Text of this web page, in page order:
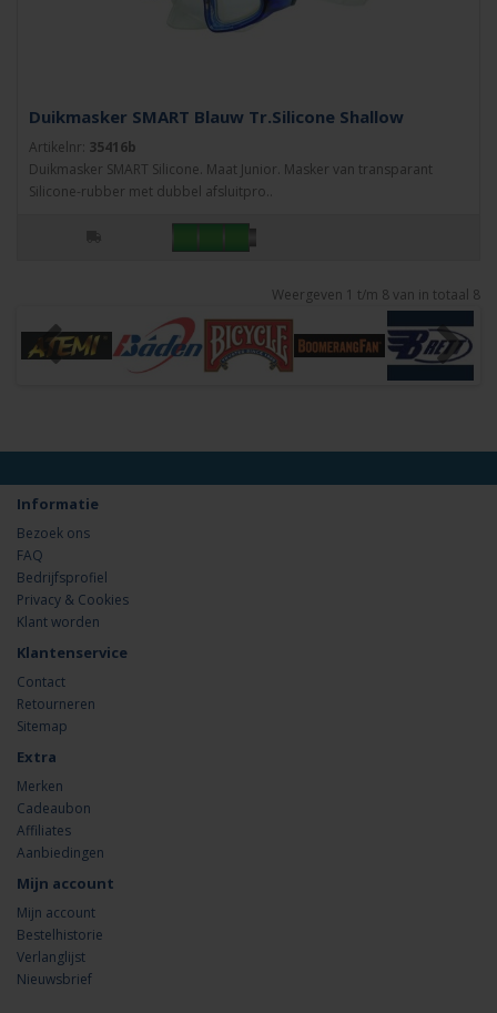
Duikmasker SMART Blauw Tr.Silicone Shallow
Artikelnr: 35416b
Duikmasker SMART Silicone. Maat Junior. Masker van transparant
Silicone-rubber met dubbel afsluitpro..
Weergeven 1 t/m 8 van in totaal 8
Informatie
Bezoek ons
FAQ
Bedrijfsprofiel
Privacy & Cookies
Klant worden
Klantenservice
Contact
Retourneren
Sitemap
Extra
Merken
Cadeaubon
Affiliates
Aanbiedingen
Mijn account
Mijn account
Bestelhistorie
Verlanglijst
Nieuwsbrief